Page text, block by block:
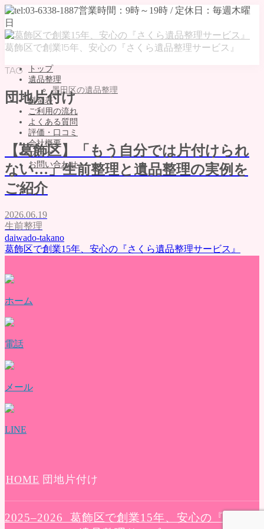
葛飾区で創業15年、安心の『さくら遺品整理サービス』
トップ
遺品整理
墨田区の遺品整理
料金表
ご利用の流れ
よくある質問
評価・口コミ
会社概要
ブログ
お問い合わせ
MENU
遺品整理
料金表
ご利用の流れ
ブログ
TAG
団地片付け
【葛飾区】「もう自分では片付けられ
ない…」生前整理と遺品整理の実例を
ご紹介
2026.06.19
生前整理
daiwado-takano
葛飾区で創業15年、安心の『さくら遺品整理サービス』
ホーム
電話
メール
LINE
HOME 団地片付け
2025–2026 葛飾区で創業15年、安心の『さくら